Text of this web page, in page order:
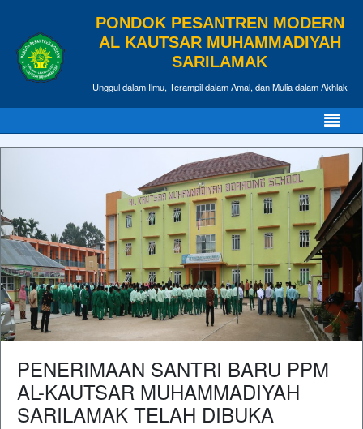
PONDOK PESANTREN MODERN
AL KAUTSAR MUHAMMADIYAH
SARILAMAK
Unggul dalam Ilmu, Terampil dalam Amal, dan Mulia dalam Akhlak
PENERIMAAN SANTRI BARU PPM
AL-KAUTSAR MUHAMMADIYAH
SARILAMAK TELAH DIBUKA